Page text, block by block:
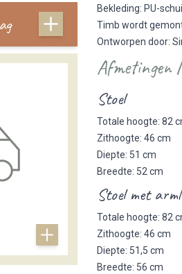
Bekleding: PU-
Timb wordt
Ontworpen door:
Afmetingen
Stoel
Totale hoogte: 82
Zithoogte: 46 cm
Diepte: 51 cm
Breedte: 52 cm
Stoel met
Totale hoogte: 82
Zithoogte: 46 cm
Diepte: 51,5 cm
Breedte: 56 cm